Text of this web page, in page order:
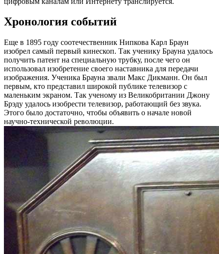
Хронология событий
Еще в 1895 году соотечественник Нипкова Карл Браун
изобрел самый первый кинескоп. Так ученику Брауна удалось
получить патент на специальную трубку, после чего он
использовал изобретение своего наставника для передачи
изображения. Ученика Брауна звали Макс Дикманн. Он был
первым, кто представил широкой публике телевизор с
маленьким экраном. Так ученому из Великобритании Джону
Брэду удалось изобрести телевизор, работающий без звука.
Этого было достаточно, чтобы объявить о начале новой
научно-технической революции.